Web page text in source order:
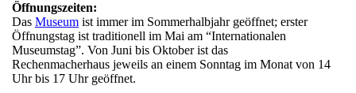
Öffnungszeiten:
Das Museum ist immer im Sommerhalbjahr geöffnet; erster
Öffnungstag ist traditionell im Mai am “Internationalen
Museumstag”. Von Juni bis Oktober ist das
Rechenmacherhaus jeweils an einem Sonntag im Monat von 14
Uhr bis 17 Uhr geöffnet.